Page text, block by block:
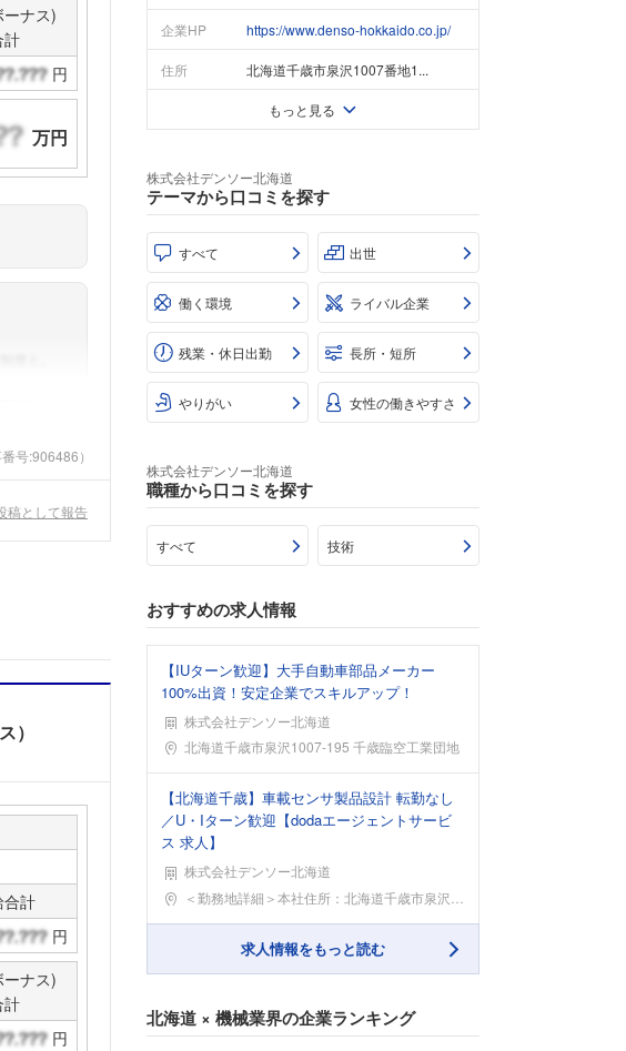
ナス)
計
円
万円
番号:906486）
稿として報告
）
合計
円
ナス)
計
円
企業HP https://www.denso-hokkaido.co.jp/
住所 北海道千歳市泉沢1007番地1...
もっと見る
株式会社デンソー北海道
テーマから口コミを探す
すべて 出世
働く環境 ライバル企業
残業・休日出勤 長所・短所
やりがい 女性の働きやすさ
株式会社デンソー北海道
職種から口コミを探す
すべて 技術
おすすめの求人情報
【IUターン歓迎】大手自動車部品メーカー
100%出資！安定企業でスキルアップ！
株式会社デンソー北海道
勤務地北海道千歳市泉沢1007-195 千歳臨空工業団地
【北海道千歳】車載センサ製品設計 転勤なし
／U・Iターン歓迎【dodaエージェントサービ
ス 求人】
株式会社デンソー北海道
勤務地＜勤務地詳細＞本社住所：北海道千歳市泉沢1007-
求人情報をもっと読む
北海道 × 機械業界の企業ランキング